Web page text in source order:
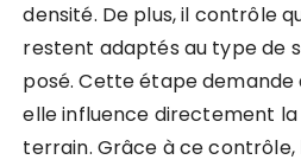
densité. De plus, il contrôle
restent adaptés au type de
posé. Cette étape
elle influence directement
terrain. Grâce à ce